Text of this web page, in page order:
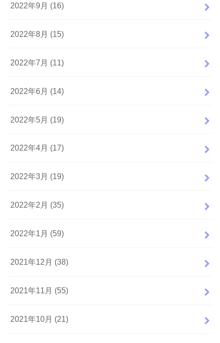
2022年9月 (16)
2022年8月 (15)
2022年7月 (11)
2022年6月 (14)
2022年5月 (19)
2022年4月 (17)
2022年3月 (19)
2022年2月 (35)
2022年1月 (59)
2021年12月 (38)
2021年11月 (55)
2021年10月 (21)